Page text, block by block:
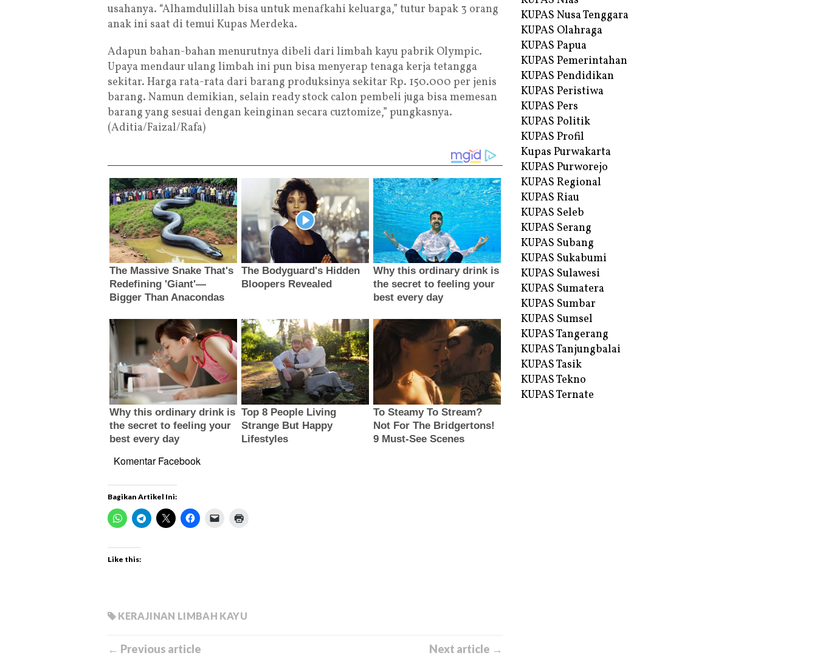
usahanya. “Alhamdulillah bisa untuk menafkahi keluarga,” tutur bapak 3 orang
anak ini saat di temui Kupas Merdeka.
Adapun bahan-bahan menurutnya dibeli dari limbah kayu pabrik Olympic.
Upaya mendaur ulang limbah ini pun bisa menyerap tenaga kerja tetangga
sekitar. Harga rata-rata dari barang produksinya sekitar Rp. 150.000 per jenis
barang. Namun demikian, selain ready stock calon pembeli juga bisa memesan
barang yang sesuai dengan keinginan secara cuztomize,” pungkasnya.
(Aditia/Faizal/Rafa)
Komentar Facebook
Bagikan Artikel Ini:
Like this:
KERAJINAN LIMBAH KAYU
← Previous article Next article →
KUPAS Nusa Tenggara
KUPAS Olahraga
KUPAS Papua
KUPAS Pemerintahan
KUPAS Pendidikan
KUPAS Peristiwa
KUPAS Pers
KUPAS Politik
KUPAS Profil
Kupas Purwakarta
KUPAS Purworejo
KUPAS Regional
KUPAS Riau
KUPAS Seleb
KUPAS Serang
KUPAS Subang
KUPAS Sukabumi
KUPAS Sulawesi
KUPAS Sumatera
KUPAS Sumbar
KUPAS Sumsel
KUPAS Tangerang
KUPAS Tanjungbalai
KUPAS Tasik
KUPAS Tekno
KUPAS Ternate